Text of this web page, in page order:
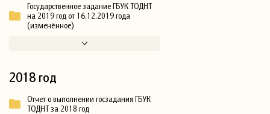
Государственное задание ГБУК ТОДНТ
на 2019 год от 16.12.2019 года
(изменённое)
2018 год
Отчет о выполнении госзадания ГБУК
ТОДНТ за 2018 год